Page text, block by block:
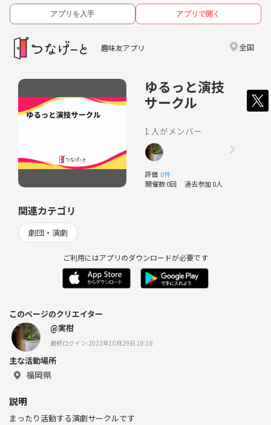
アプリを入手 アプリで開く
趣味友アプリ 全国
ゆるっと演技
サークル
1 人がメンバー
評価 0件
開催数 0回 過去参加 0人
関連カテゴリ
劇団・演劇
ご利用にはアプリのダウンロードが必要です
このページのクリエイター
@実柑
最終ログイン:2023年10月29日 18:18
主な活動場所
福岡県
説明
まったり活動する演劇サークルです